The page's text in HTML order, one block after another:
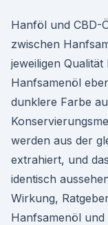
Hanföl und CBD-
zwischen
jeweiligen
Hanfsamenöl
dunklere Farbe
werden aus der
extrahiert, und
identisch
Wirkung,
Hanfsamenöl und